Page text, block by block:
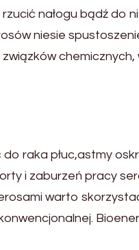
nałogu bądź do
niesie
raka płuc,astmy
i zaburzeń pracy
warto